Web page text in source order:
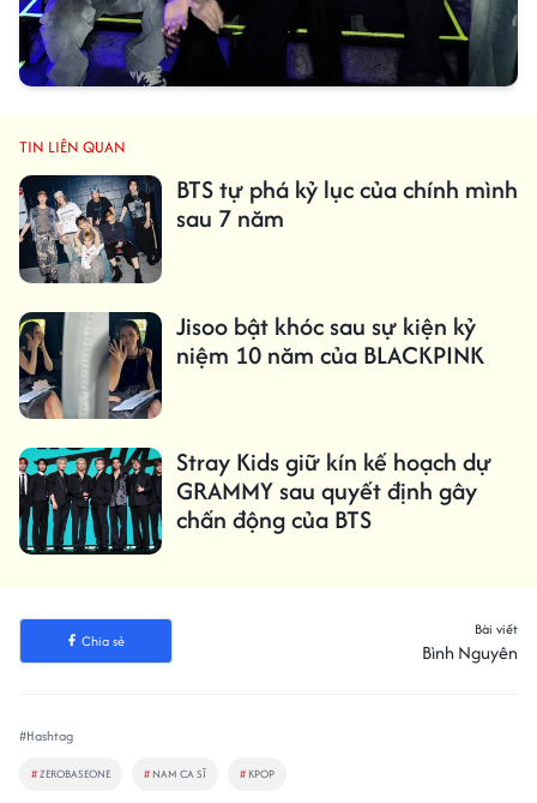
TIN LIÊN QUAN
BTS tự phá kỷ lục của chính mình
sau 7 năm
Jisoo bật khóc sau sự kiện kỷ
niệm 10 năm của BLACKPINK
Stray Kids giữ kín kế hoạch dự
GRAMMY sau quyết định gây
chấn động của BTS
Chia sẻ
Bài viết
Bình Nguyên
#Hashtag
#ZEROBASEONE # NAM CA SĨ # KPOP